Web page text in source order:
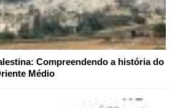
Compreendendo a história do
Médio